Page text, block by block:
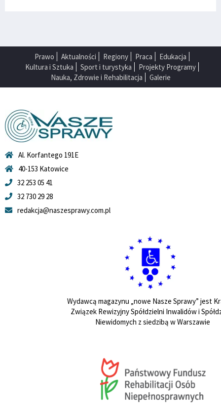
Prawo Aktualności Regiony Praca
Edukacja
Kultura i Sztuka
Sport i turystyka
Projekty Programy
Nauka, Zdrowie i Rehabilitacja
Galerie
Al. Korfantego 191E
40-153 Katowice
32 253 05 41
32 730 29 28
redakcja@naszesprawy.com.pl
Wydawcą magazynu „nowe Nasze Sprawy” jest
Związek Rewizyjny Spółdzielni Inwalidów i
Niewidomych z siedzibą w Warszawie